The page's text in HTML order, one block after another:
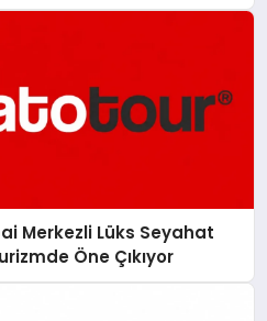
Merkezli Lüks Seyahat
Öne Çıkıyor